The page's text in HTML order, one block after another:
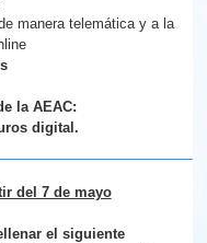
manera telemática y a la
la AEAC:
digital.
del 7 de mayo
el siguiente